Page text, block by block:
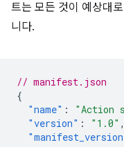
트는 모든 것이 예상대
니다.
// manifest.json
{
"name" : "Action
"version" : "1.0" ,